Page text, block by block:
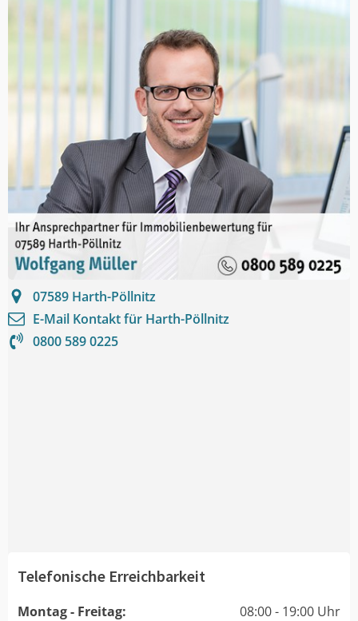
07589 Harth-Pöllnitz
E-Mail Kontakt für Harth-Pöllnitz
0800 589 0225
Telefonische Erreichbarkeit
Montag - Freitag:
08:00 - 19:00 Uhr